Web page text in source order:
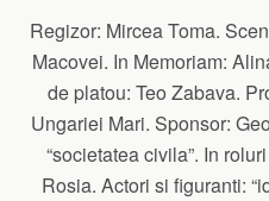
Regizor: Mircea Toma.
Macovei. In Memoriam:
de platou: Teo Zabava.
Ungariei Mari. Sponsor:
“societatea civila”. In
Rosia. Actori si figuranti: